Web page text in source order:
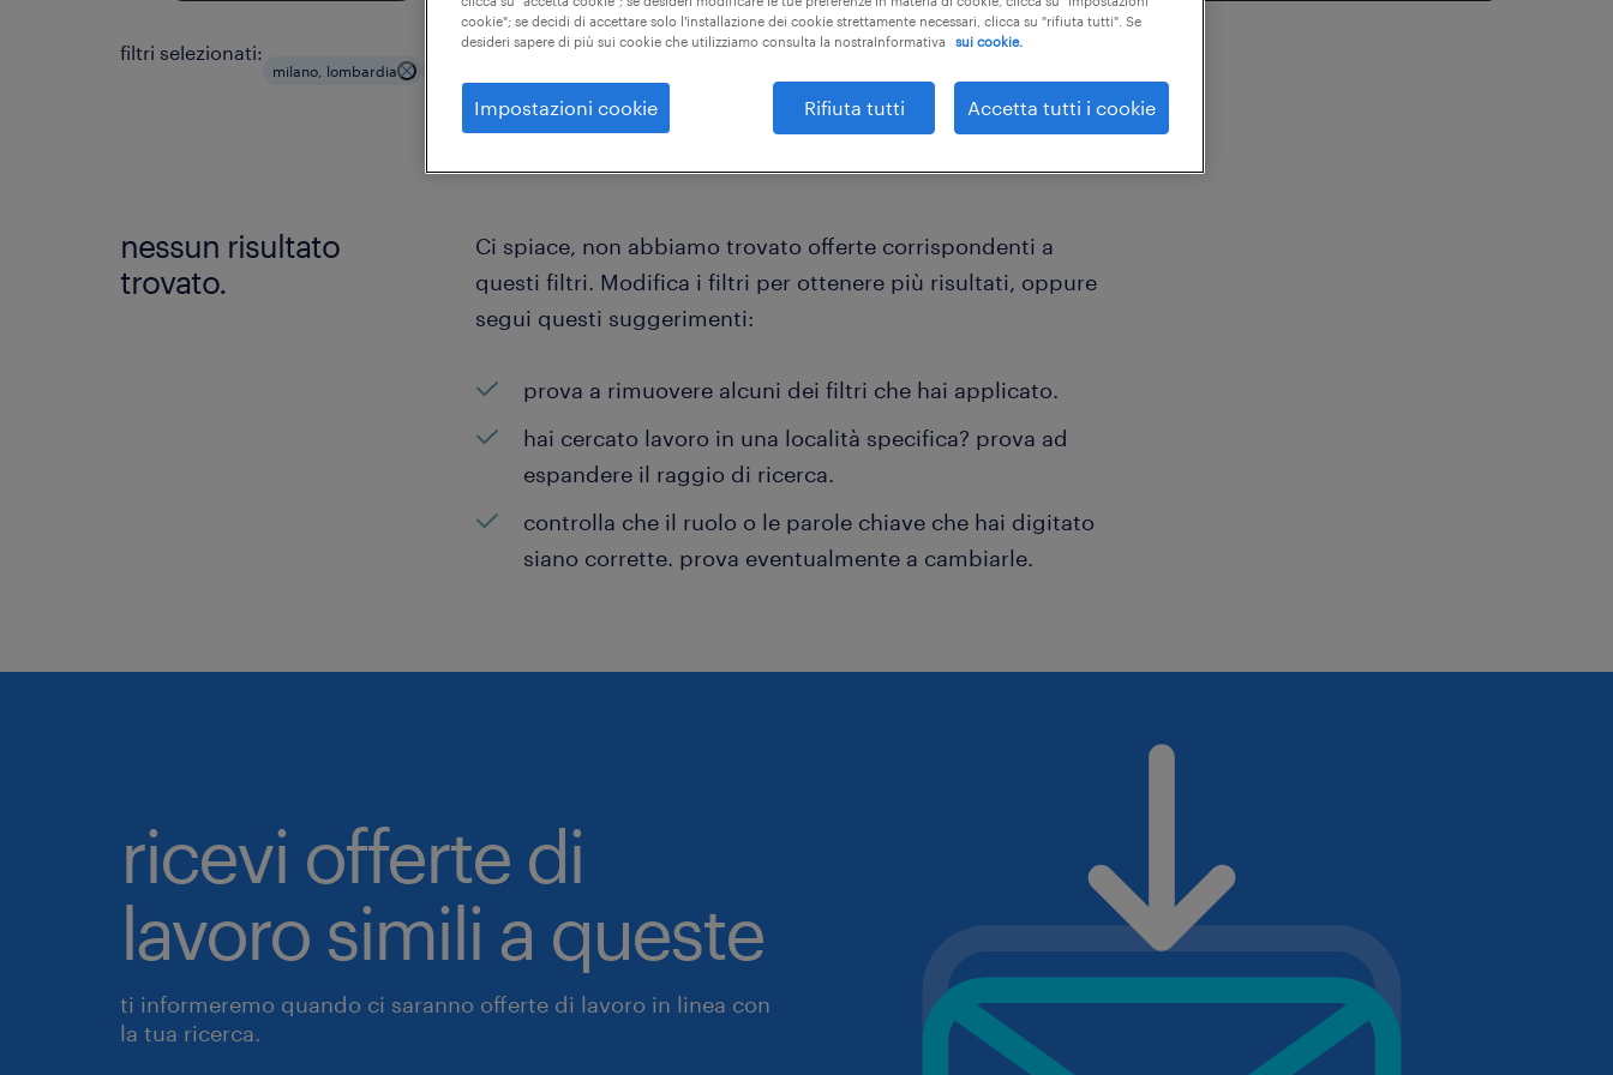
filtri selezionati:
milano, lombardia
nessun risultato
trovato.
Ci spiace, non abbiamo trovato offerte corrispondenti a
questi filtri. Modifica i filtri per ottenere più risultati, oppure
segui questi suggerimenti:
prova a rimuovere alcuni dei filtri che hai applicato.
hai cercato lavoro in una località specifica? prova ad
espandere il raggio di ricerca.
controlla che il ruolo o le parole chiave che hai digitato
siano corrette. prova eventualmente a cambiarle.
ricevi offerte di
lavoro simili a queste
ti informeremo quando ci saranno offerte di lavoro in linea con
la tua ricerca.
cookie"; se decidi di accettare solo l'installazione dei cookie strettamente necessari, clicca su "rifiuta tutti". Se
desideri sapere di più sui cookie che utilizziamo consulta la nostraInformativa
sui cookie.
Impostazioni cookie Rifiuta tutti Accetta tutti i cookie